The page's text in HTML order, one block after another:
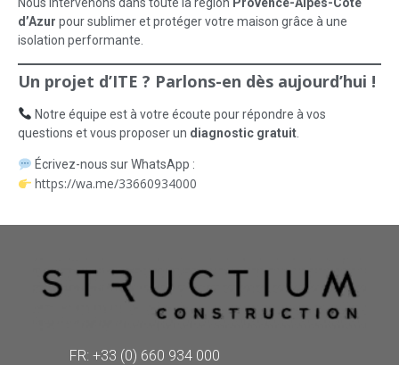
Nous intervenons dans toute la région Provence-Alpes-Côte
d’Azur pour sublimer et protéger votre maison grâce à une
isolation performante.
Un projet d’ITE ? Parlons-en dès aujourd’hui !
Notre équipe est à votre écoute pour répondre à vos
questions et vous proposer un diagnostic gratuit
Écrivez-nous sur WhatsApp :
https://wa.me/33660934000
FR: +33 (0) 660 934 000